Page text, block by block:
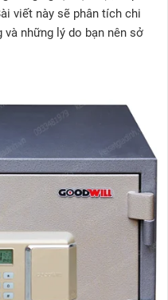
viết này sẽ phân tích chi
những lý do bạn nên sở